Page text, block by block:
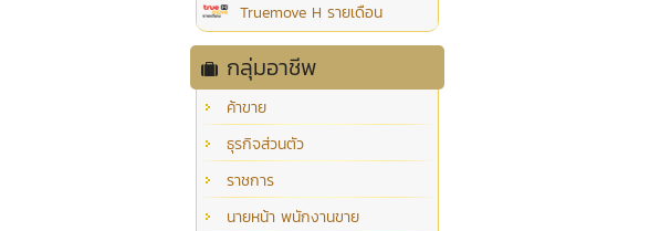
Truemove H รายเดือน
กลุ่มอาชีพ
ค้าขาย
ธุรกิจส่วนตัว
ราชการ
นายหน้า พนักงานขาย